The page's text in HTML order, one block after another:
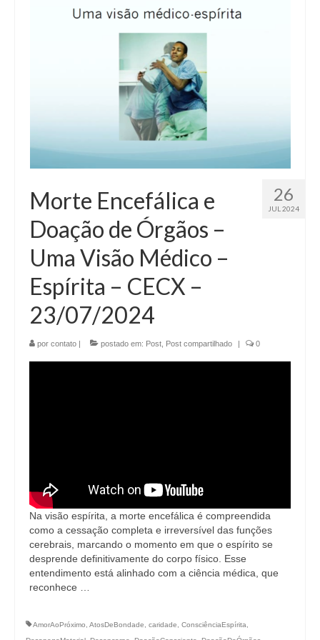
26
JUL 2024
Morte Encefálica e
Doação de Órgãos –
Uma Visão Médico –
Espírita – CECX –
23/07/2024
por contato | postado em: Post Post compartilhado | 0
Na visão espírita, a morte encefálica é compreendida
como a cessação completa e irreversível das funções
cerebrais, marcando o momento em que o espírito se
desprende definitivamente do corpo físico. Esse
entendimento está alinhado com a ciência médica, que
reconhece …
AmorAoPróximo AtosDeBondade caridade ConsciênciaEspírita